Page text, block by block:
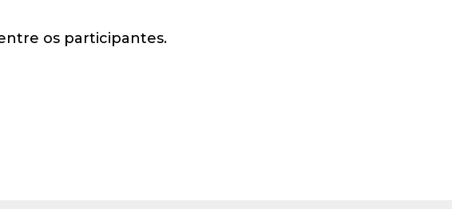
os participantes.